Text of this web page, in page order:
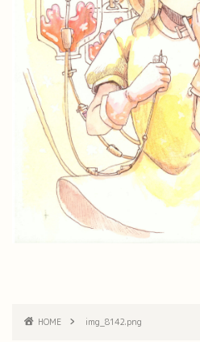
HOME img_8142.png